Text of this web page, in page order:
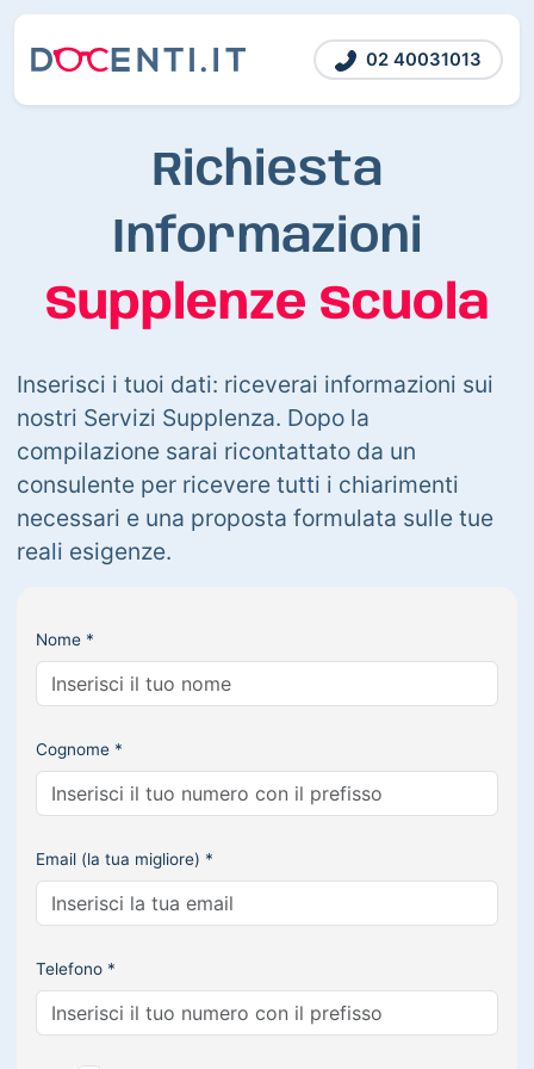
02 40031013
Richiesta
Informazioni
Supplenze Scuola
Inserisci i tuoi dati: riceverai informazioni sui
nostri Servizi Supplenza. Dopo la
compilazione sarai ricontattato da un
consulente per ricevere tutti i chiarimenti
necessari e una proposta formulata sulle tue
reali esigenze.
Nome *
Cognome *
Email (la tua migliore) *
Telefono *